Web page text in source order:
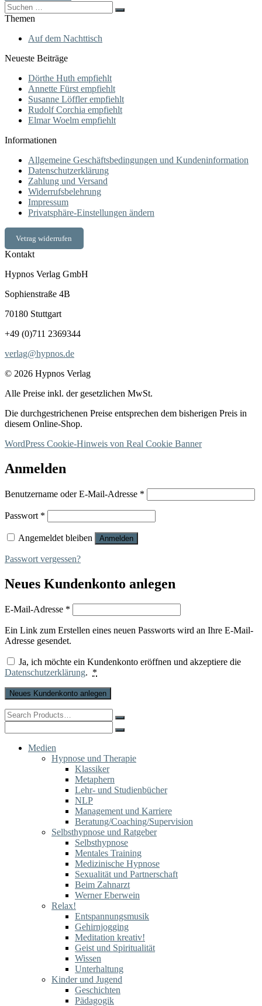
Search
for:
Themen
Auf dem Nachttisch
Neueste Beiträge
Dörthe Huth empfiehlt
Annette Fürst empfiehlt
Susanne Löffler empfiehlt
Rudolf Corchia empfiehlt
Elmar Woelm empfiehlt
Informationen
Allgemeine Geschäftsbedingungen und Kundeninformation
Datenschutzerklärung
Zahlung und Versand
Widerrufsbelehrung
Impressum
Privatsphäre-Einstellungen ändern
Vetrag widerrufen
Kontakt
Hypnos Verlag GmbH
Sophienstraße 4B
70180 Stuttgart
+49 (0)711 2369344
verlag@hypnos.de
© 2026 Hypnos Verlag
Alle Preise inkl. der gesetzlichen MwSt.
Die durchgestrichenen Preise entsprechen dem bisherigen Preis in
diesem Online-Shop.
WordPress Cookie-Hinweis von Real Cookie Banner
Anmelden
Benutzername oder E-Mail-Adresse *
Passwort *
Angemeldet bleiben Anmelden
Passwort vergessen?
Neues Kundenkonto anlegen
E-Mail-Adresse *
Ein Link zum Erstellen eines neuen Passworts wird an Ihre E-Mail-
Adresse gesendet.
Ja, ich möchte ein Kundenkonto eröffnen und akzeptiere die
Datenschutzerklärung. *
Neues Kundenkonto anlegen
Search
for:
for:
Medien
Hypnose und Therapie
Klassiker
Metaphern
Lehr- und Studienbücher
NLP
Management und Karriere
Beratung/Coaching/Supervision
Selbsthypnose und Ratgeber
Selbsthypnose
Mentales Training
Medizinische Hypnose
Sexualität und Partnerschaft
Beim Zahnarzt
Werner Eberwein
Relax!
Entspannungsmusik
Gehirnjogging
Meditation kreativ!
Geist und Spiritualität
Wissen
Unterhaltung
Kinder und Jugend
Geschichten
Pädagogik